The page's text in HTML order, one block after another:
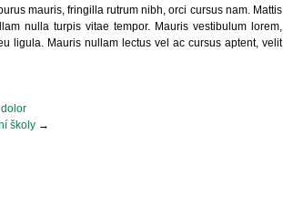
mauris, fringilla rutrum nibh, orci cursus nam. Mattis
nulla turpis vitae tempor. Mauris vestibulum lorem,
ligula. Mauris nullam lectus vel ac cursus aptent, velit
školy →